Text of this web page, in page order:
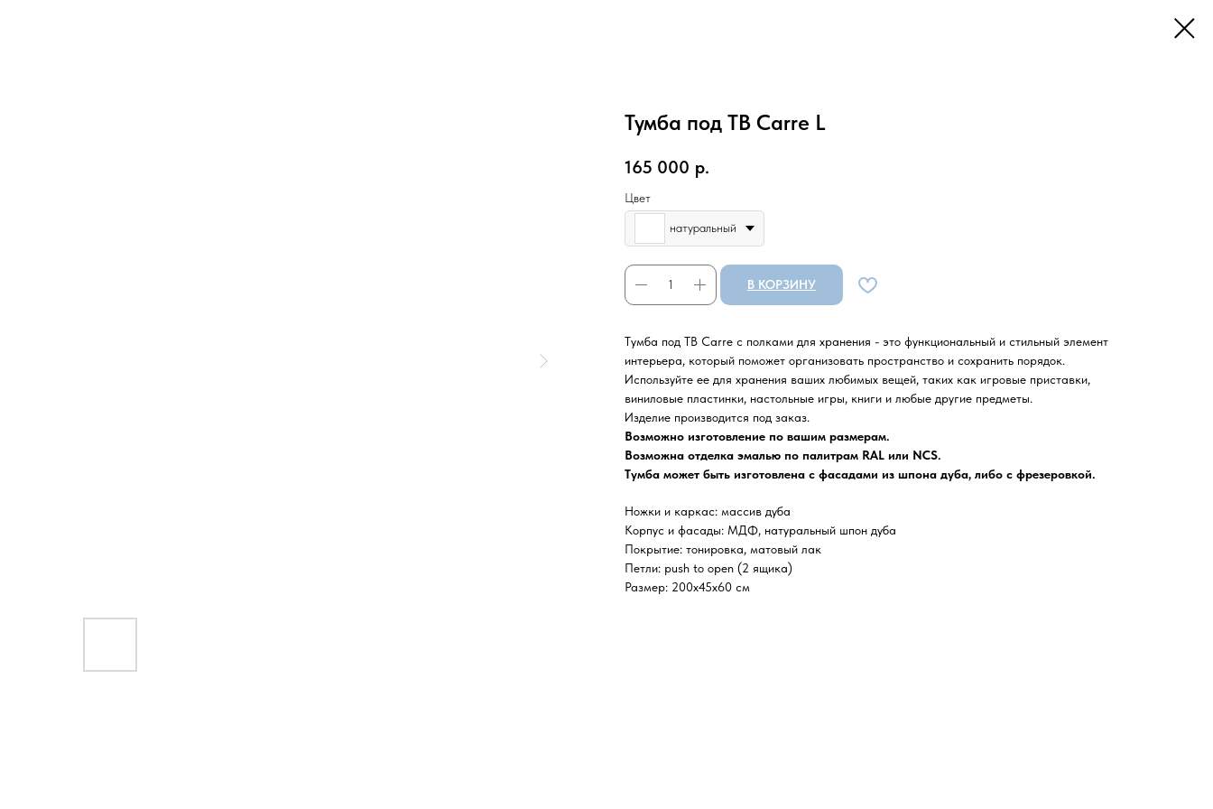
Тумба под ТВ Carre L
165 000 р.
Цвет
натуральный
В КОРЗИНУ
Тумба под ТВ Carre с полками для хранения - это функциональный и стильный элемент
интерьера, который поможет организовать пространство и сохранить порядок.
Используйте ее для хранения ваших любимых вещей, таких как игровые приставки,
виниловые пластинки, настольные игры, книги и любые другие предметы.
Изделие производится под заказ.
Возможно изготовление по вашим размерам.
Возможна отделка эмалью по палитрам RAL или NCS.
Тумба может быть изготовлена с фасадами из шпона дуба, либо с фрезеровкой.
Ножки и каркас: массив дуба
Корпус и фасады: МДФ, натуральный шпон дуба
Покрытие: тонировка, матовый лак
Петли: push to open (2 ящика)
Размер: 200x45x60 см